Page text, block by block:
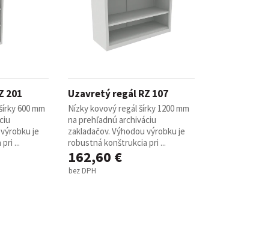
201
600 mm
je
...
Uzavretý regál RZ 107
Nízky kovový regál šírky 1200 mm
na prehľadnú archiváciu
zakladačov. Výhodou výrobku je
robustná konštrukcia pri ...
162,60 €
bez DPH